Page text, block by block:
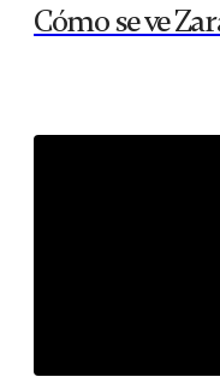
Cómo se ve